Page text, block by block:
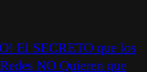
El SECRETO que los
NO Quieren que